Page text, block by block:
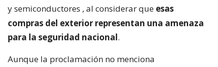
y semiconductores , al considerar que esas
compras del exterior representan una amenaza
para la seguridad nacional.
Aunque la proclamación no menciona